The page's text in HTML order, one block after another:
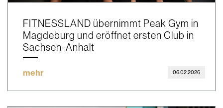
FITNESSLAND übernimmt Peak Gym in
Magdeburg und eröffnet ersten Club in
Sachsen-Anhalt
mehr 06.02.2026